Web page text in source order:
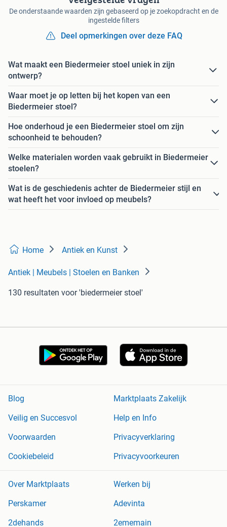
De onderstaande waarden zijn gebaseerd op je zoekopdracht en de
ingestelde filters
Deel opmerkingen over deze FAQ
Wat maakt een Biedermeier stoel uniek in zijn
ontwerp?
Waar moet je op letten bij het kopen van een
Biedermeier stoel?
Hoe onderhoud je een Biedermeier stoel om zijn
schoonheid te behouden?
Welke materialen worden vaak gebruikt in Biedermeier
stoelen?
Wat is de geschiedenis achter de Biedermeier stijl en
wat heeft het voor invloed op meubels?
Home Antiek en Kunst
Antiek | Meubels | Stoelen en Banken
130 resultaten voor 'biedermeier stoel'
Blog
Marktplaats Zakelijk
Veilig en Succesvol
Help en Info
Voorwaarden
Privacyverklaring
Cookiebeleid
Privacyvoorkeuren
Over Marktplaats
Werken bij
Perskamer
Adevinta
2dehands
2ememain